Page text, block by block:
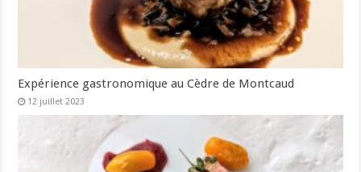
Expérience gastronomique au Cèdre de Montcaud
12 juillet 2023